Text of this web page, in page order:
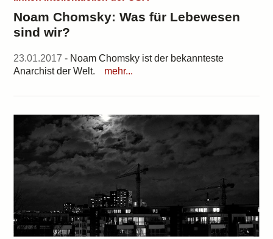
Noam Chomsky: Was für Lebewesen
sind wir?
23.01.2017 - Noam Chomsky ist der bekannteste
Anarchist der Welt.
mehr...